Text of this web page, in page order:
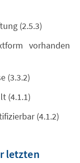
(2.5.3)
vorhanden
(3.3.2)
(4.1.1)
(4.1.2)
letzten